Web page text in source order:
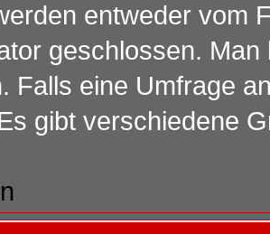
entweder vom
geschlossen.
Falls eine Umfrage
gibt verschiedene